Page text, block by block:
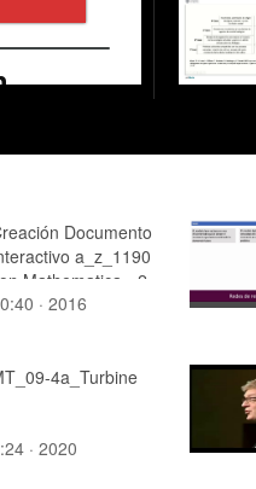
Documento
a_z_1190
Mathematica - 2
2 · 2016
4a_Turbine
· 2020